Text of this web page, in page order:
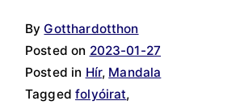
ByGotthardotthon
Posted on 2023-01-27
Posted in Hír, Mandala
Taggedfolyóirat,